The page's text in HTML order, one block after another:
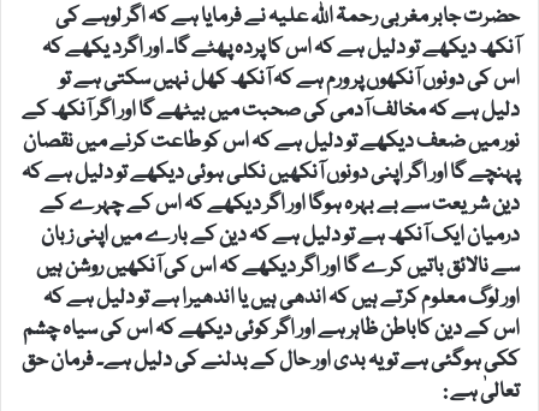
حضرت جابر مغربی رحمۃ اللہ علیہ نے فرمایا ہے کہ اگر لوہے کی
آنکھ دیکھے تو دلیل ہے کہ اس کا پردہ پھٹے گا۔ اور اگرد یکھے کہ
اس کی دونوں آنکھوں پر ورم ہے کہ آنکھ کھل نہیں سکتی ہے تو
دلیل ہے کہ مخالف آدمی کی صحبت میں بیٹھے گا اور اگر آنکھ کے
نور میں ضعف دیکھے تو دلیل ہے کہ اس کو طاعت کرنے میں نقصان
پہنچے گا اور اگر اپنی دونوں آنکھیں نکلی ہوئی دیکھے تو دلیل ہے کہ
دین شریعت سے بے بہرہ ہوگا اور اگر دیکھے کہ اس کے چہرے کے
درمیان ایک آنکھ ہے تو دلیل ہے کہ دین کے بارے میں اپنی زبان
سے نالائق باتیں کرے گا اور اگر دیکھے کہ اس کی آنکھیں روشن ہیں
اور لوگ معلوم کرتے ہیں کہ اندھی ہیں یا اندھیرا ہے تو دلیل ہے کہ
اس کے دین کاباطن ظاہر ہے اور اگر کوئی دیکھے کہ اس کی سیاہ چشم
ککی ہوگئی ہے تو یہ بدی اور حال کے بدلنے کی دلیل ہے۔ فرمان حق
تعالیٰ ہے :